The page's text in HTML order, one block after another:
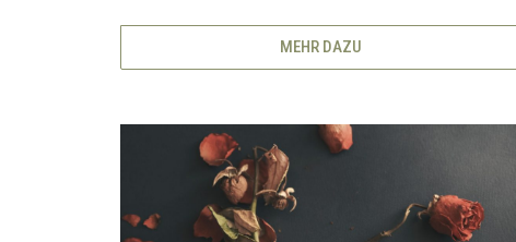
MEHR DAZU